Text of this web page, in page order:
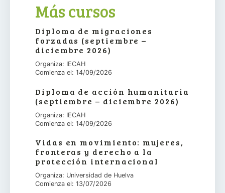
Más cursos
Diploma de migraciones
forzadas (septiembre –
diciembre 2026)
Organiza: IECAH
Comienza el: 14/09/2026
Diploma de acción humanitaria
(septiembre – diciembre 2026)
Organiza: IECAH
Comienza el: 14/09/2026
Vidas en movimiento: mujeres,
fronteras y derecho a la
protección internacional
Organiza: Universidad de Huelva
Comienza el: 13/07/2026